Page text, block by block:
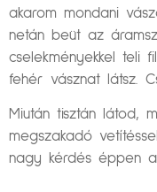
akarom mondani
netán beüt az
cselekményekkel teli
fehér vásznat látsz.
Miután tisztán látod,
megszakadó
nagy kérdés éppen